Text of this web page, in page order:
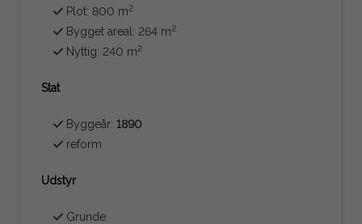
Plot: 800 m2
Bygget areal: 264 m2
Nyttig: 240 m2
Stat
Byggeår:1890
reform
Udstyr
Grunde